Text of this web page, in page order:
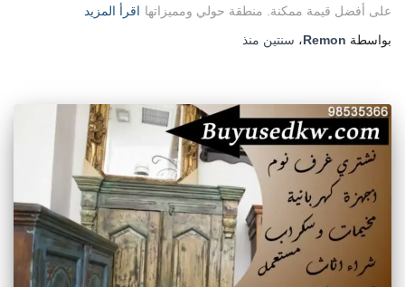
على أفضل قيمة ممكنة. منطقة حولي ومميزاتها اقرأ المزيد
بواسطة Remon، سنتين منذ